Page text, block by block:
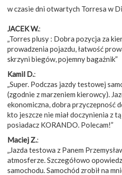
w czasie dni otwartych Torresa w
JACEK W.:
„Torres plusy : Dobra pozycja za
prowadzenia pojazdu, łatwość
skrzyni biegów, pojemny bagażnik”
Kamil D.:
„Super. Podczas jazdy testowej
(zgodnie z marzeniem kierowcy).
ekonomiczna, dobra przyczepność
kto jeszcze nie miał doczynienia z
posiadacz KORANDO. Polecam!”
Maciej Z.:
„Jazda testowa z Panem
atmosferze. Szczegółowo
samochodu. Samochód zrobił na